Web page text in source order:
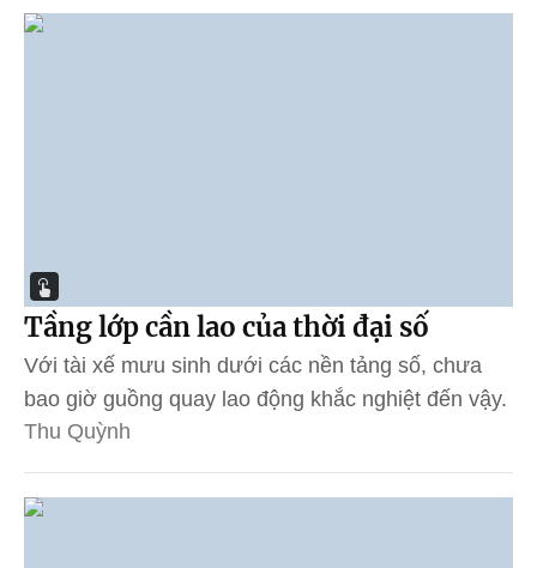
Tầng lớp cần lao của thời đại số
Với tài xế mưu sinh dưới các nền tảng số, chưa
bao giờ guồng quay lao động khắc nghiệt đến vậy.
Thu Quỳnh